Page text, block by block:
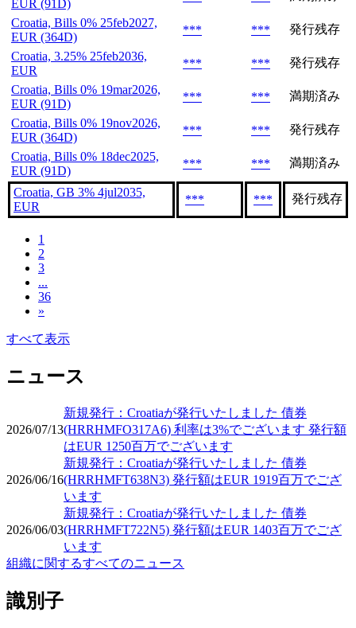
EUR (91D)
Croatia, Bills 0% 25feb2027,
EUR (364D)
*** ***
発行残存
Croatia, 3.25% 25feb2036,
EUR
*** ***
発行残存
Croatia, Bills 0% 19mar2026,
EUR (91D)
*** ***
満期済み
Croatia, Bills 0% 19nov2026,
EUR (364D)
*** ***
発行残存
Croatia, Bills 0% 18dec2025,
EUR (91D)
*** *** 満期済み
Croatia, GB 3% 4jul2035,
EUR
*** *** 発行残存
1
2
3
...
36
»
すべて表示
ニュース
2026/07/13
新規発行：Croatiaが発行いたしました 債券
(HRRHMFO317A6) 利率は3%でございます 発行額
はEUR 1250百万でございます
2026/06/16
新規発行：Croatiaが発行いたしました 債券
(HRRHMFT638N3) 発行額はEUR 1919百万でござ
います
2026/06/03
新規発行：Croatiaが発行いたしました 債券
(HRRHMFT722N5) 発行額はEUR 1403百万でござ
います
組織に関するすべてのニュース
識別子